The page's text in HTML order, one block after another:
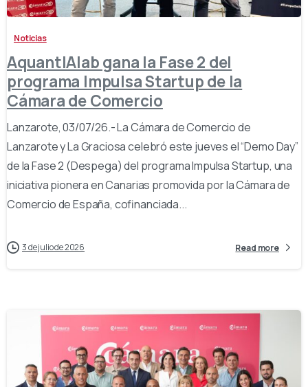
Noticias
AquantIAlab gana la Fase 2 del
programa Impulsa Startup de la
Cámara de Comercio
Lanzarote, 03/07/26.- La Cámara de Comercio de
Lanzarote y La Graciosa celebró este jueves el “Demo Day”
de la Fase 2 (Despega) del programa Impulsa Startup, una
iniciativa pionera en Canarias promovida por la Cámara de
Comercio de España, cofinanciada...
3 de julio de 2026 Read more